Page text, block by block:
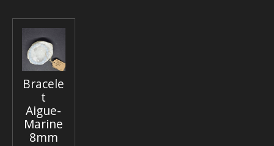
Bracele
t
Aigue-
Marine
8mm